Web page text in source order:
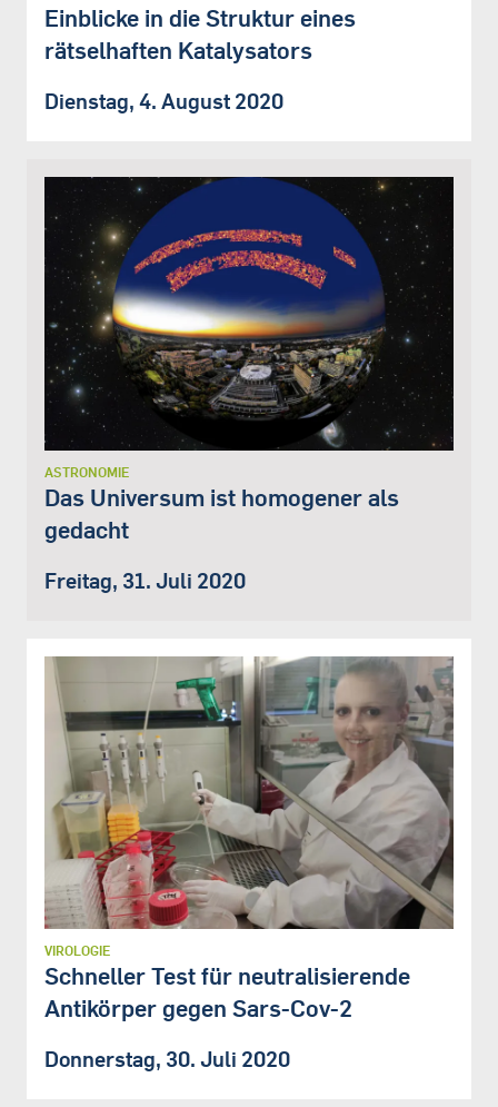
Einblicke in die Struktur eines
rätselhaften Katalysators
Dienstag, 4. August 2020
ASTRONOMIE
Das Universum ist homogener als
gedacht
Freitag, 31. Juli 2020
VIROLOGIE
Schneller Test für neutralisierende
Antikörper gegen Sars-Cov-2
Donnerstag, 30. Juli 2020